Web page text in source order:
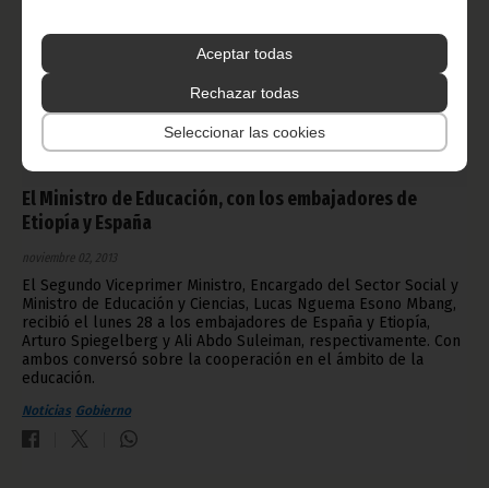
Aceptar todas
Rechazar todas
Seleccionar las cookies
El Ministro de Educación, con los embajadores de
Etiopía y España
noviembre 02, 2013
El Segundo Viceprimer Ministro, Encargado del Sector Social y
Ministro de Educación y Ciencias, Lucas Nguema Esono Mbang,
recibió el lunes 28 a los embajadores de España y Etiopía,
Arturo Spiegelberg y Ali Abdo Suleiman, respectivamente. Con
ambos conversó sobre la cooperación en el ámbito de la
educación.
Noticias Gobierno